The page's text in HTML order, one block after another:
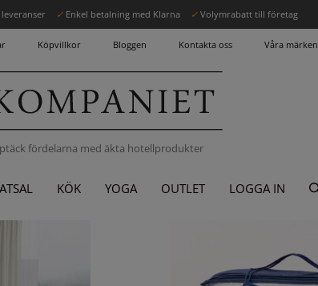
✓ Enkel betalning med Klarna ✓ Volymrabatt till företag
Köpvillkor Bloggen Kontakta oss Våra märken
fördelarna med äkta hotellprodukter
KÖK YOGA OUTLET LOGGA IN